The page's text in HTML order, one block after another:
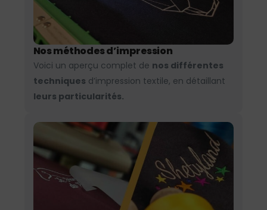
Nos méthodes d’impression
Voici un aperçu complet de nos différentes
techniques d’impression textile, en détaillant
leurs particularités.